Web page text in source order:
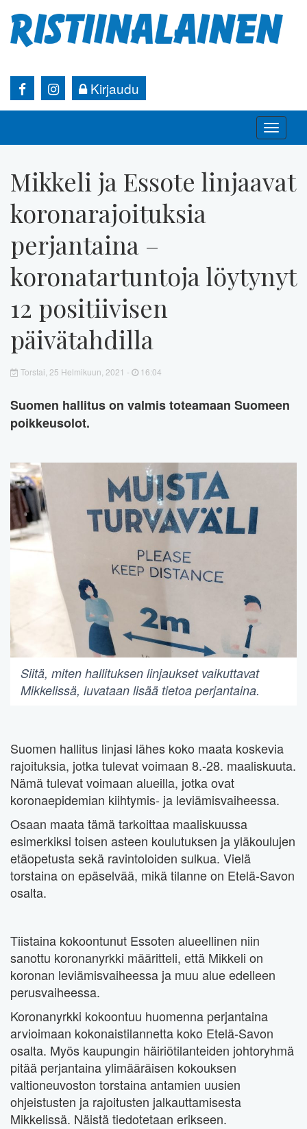
Kirjaudu
Toggle
Mikkeli ja Essote linjaavat
koronarajoituksia
perjantaina –
koronatartuntoja löytynyt
12 positiivisen
päivätahdilla
Torstai, 25 Helmikuun, 2021 - 16:04
Suomen hallitus on valmis toteamaan Suomeen
poikkeusolot.
Siitä, miten hallituksen linjaukset vaikuttavat
Mikkelissä, luvataan lisää tietoa perjantaina.
Suomen hallitus linjasi lähes koko maata koskevia
rajoituksia, jotka tulevat voimaan 8.-28. maaliskuuta.
Nämä tulevat voimaan alueilla, jotka ovat
koronaepidemian kiihtymis- ja leviämisvaiheessa.
Osaan maata tämä tarkoittaa maaliskuussa
esimerkiksi toisen asteen koulutuksen ja yläkoulujen
etäopetusta sekä ravintoloiden sulkua. Vielä
torstaina on epäselvää, mikä tilanne on Etelä-Savon
osalta.
Tiistaina kokoontunut Essoten alueellinen niin
sanottu koronanyrkki määritteli, että Mikkeli on
koronan leviämisvaiheessa ja muu alue edelleen
perusvaiheessa.
Koronanyrkki kokoontuu huomenna perjantaina
arvioimaan kokonaistilannetta koko Etelä-Savon
osalta. Myös kaupungin häiriötilanteiden johtoryhmä
pitää perjantaina ylimääräisen kokouksen
valtioneuvoston torstaina antamien uusien
ohjeistusten ja rajoitusten jalkauttamisesta
Mikkelissä. Näistä tiedotetaan erikseen.